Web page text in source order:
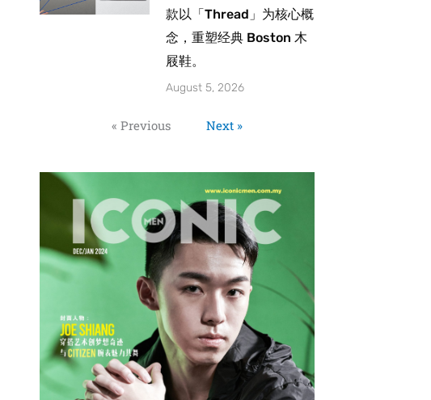
款以「Thread」为核心概
念，重塑经典 Boston 木
屐鞋。
August 5, 2026
« Previous Next »